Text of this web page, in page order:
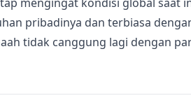
pribadinya dan terbiasa
tidak canggung lagi dengan